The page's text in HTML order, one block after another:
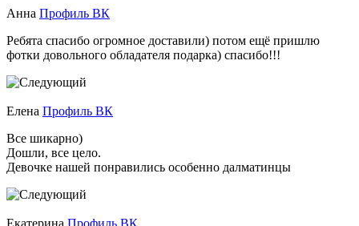
Анна Профиль ВК
Ребята спасибо огромное доставили) потом ещё пришлю
фотки довольного обладателя подарка) спасибо!!!
Елена Профиль ВК
Все шикарно)
Дошли, все цело.
Девочке нашей понравились особенно далматинцы